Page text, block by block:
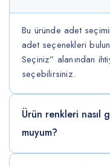
Bu üründe adet
adet seçenekleri
Seçiniz” alanından
seçebilirsiniz.
Ürün renkleri nasıl
muyum?